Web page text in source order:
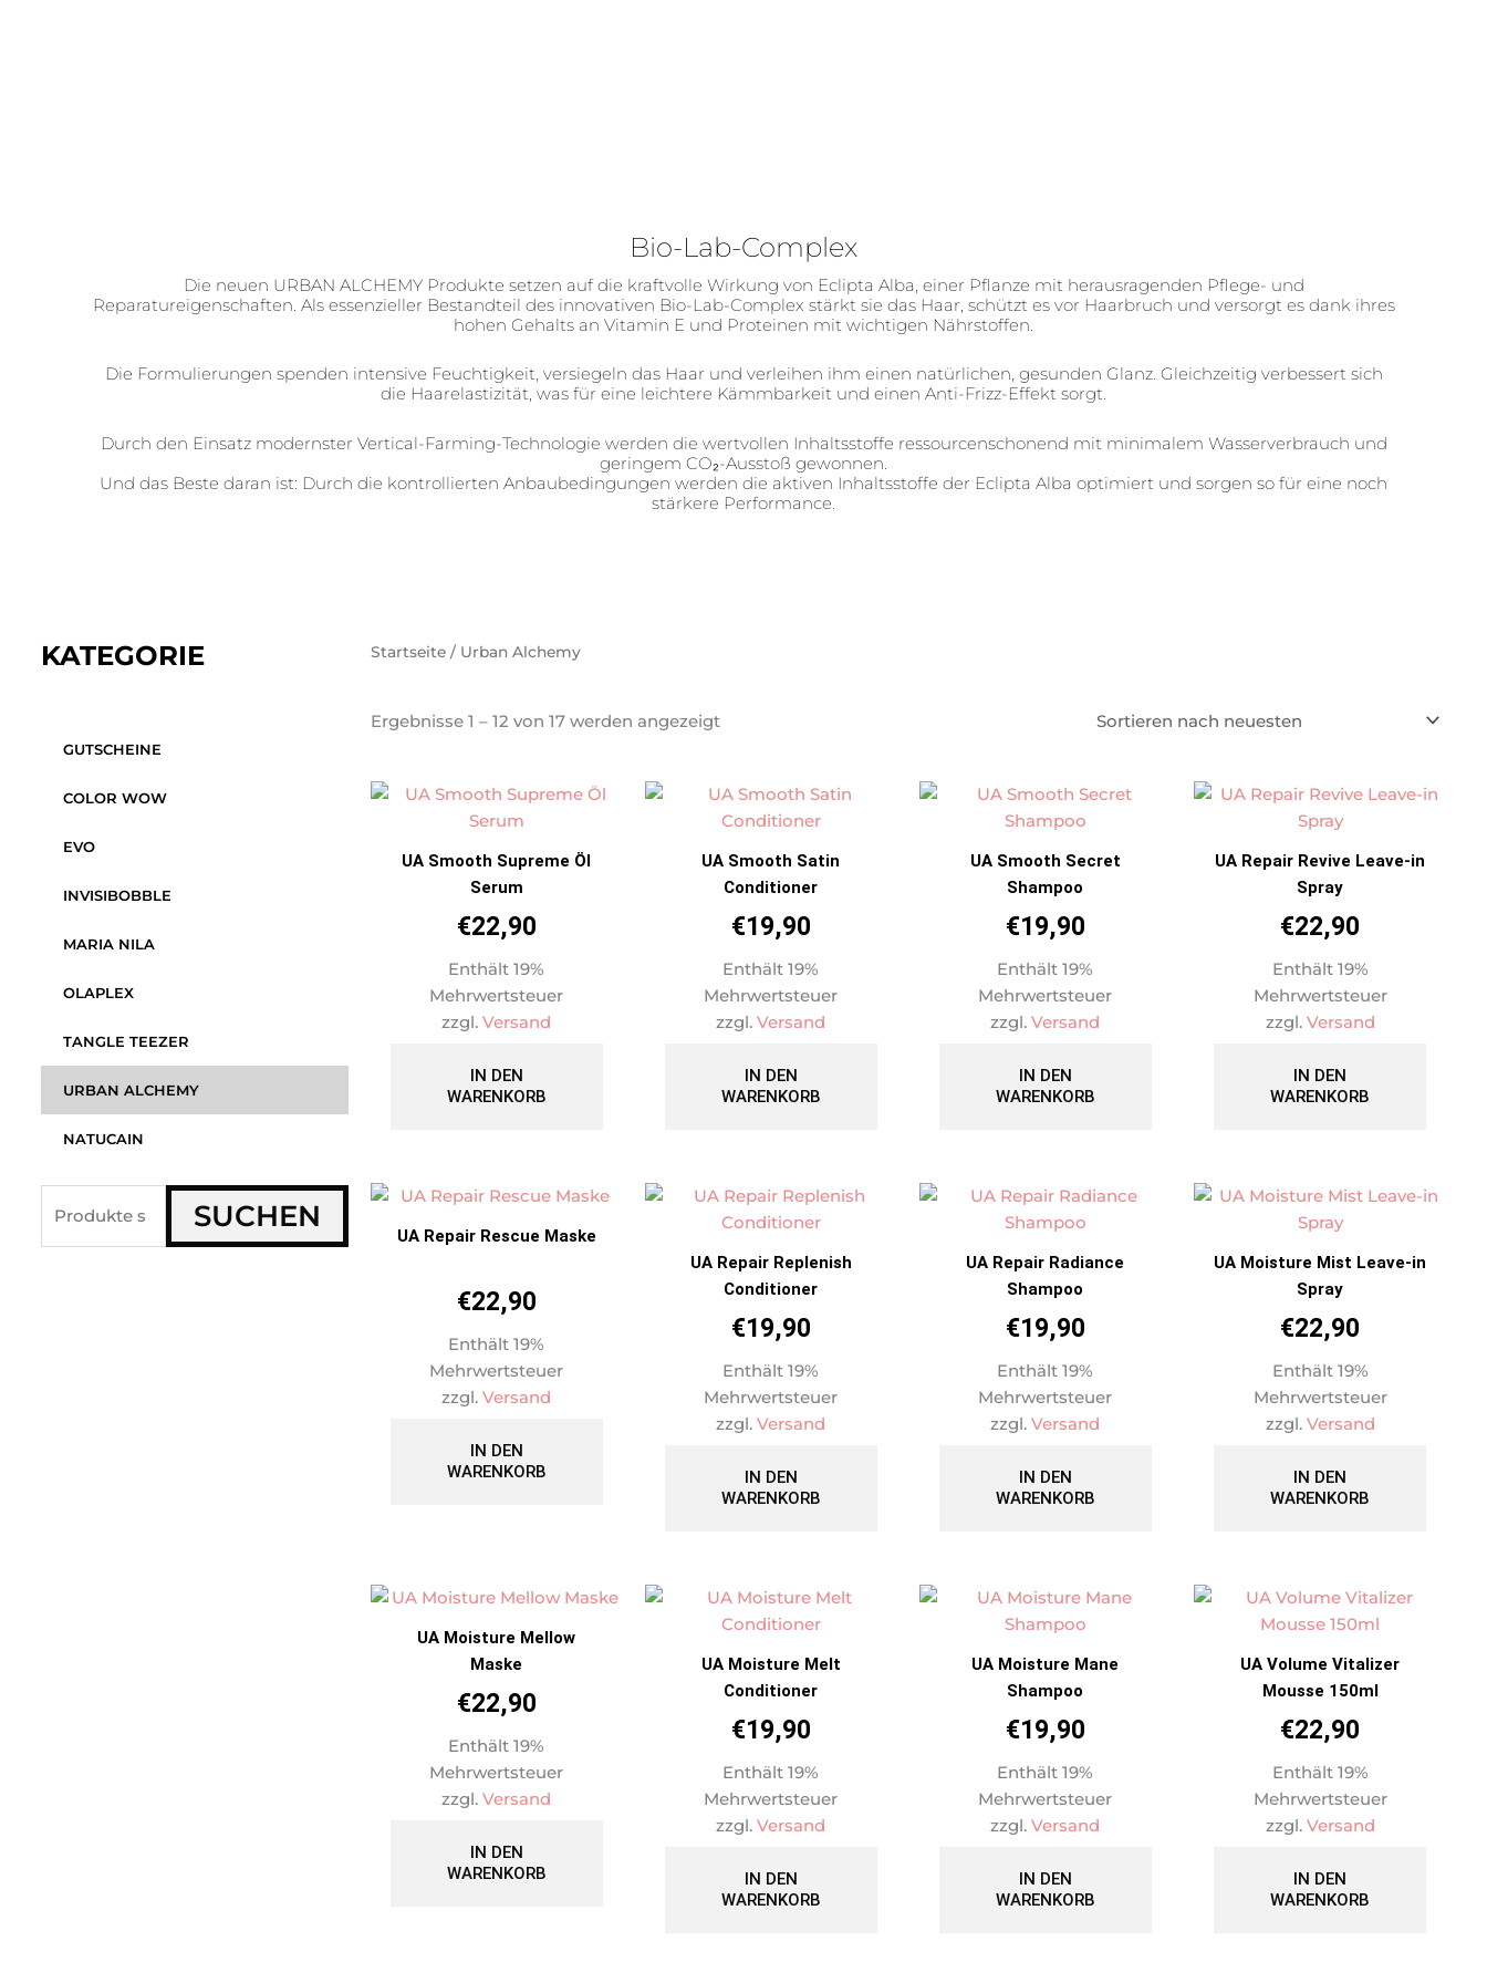
Bio-Lab-Complex
Die neuen URBAN ALCHEMY Produkte setzen auf die kraftvolle Wirkung von Eclipta Alba, einer Pflanze mit herausragenden Pflege- und
Reparatureigenschaften. Als essenzieller Bestandteil des innovativen Bio-Lab-Complex stärkt sie das Haar, schützt es vor Haarbruch und versorgt es dank ihres
hohen Gehalts an Vitamin E und Proteinen mit wichtigen Nährstoffen.
Die Formulierungen spenden intensive Feuchtigkeit, versiegeln das Haar und verleihen ihm einen natürlichen, gesunden Glanz. Gleichzeitig verbessert sich
die Haarelastizität, was für eine leichtere Kämmbarkeit und einen Anti-Frizz-Effekt sorgt.
Durch den Einsatz modernster Vertical-Farming-Technologie werden die wertvollen Inhaltsstoffe ressourcenschonend mit minimalem Wasserverbrauch und
geringem CO₂-Ausstoß gewonnen.
Und das Beste daran ist: Durch die kontrollierten Anbaubedingungen werden die aktiven Inhaltsstoffe der Eclipta Alba optimiert und sorgen so für eine noch
stärkere Performance.
KATEGORIE
GUTSCHEINE
COLOR WOW
EVO
INVISIBOBBLE
MARIA NILA
OLAPLEX
TANGLE TEEZER
URBAN ALCHEMY
NATUCAIN
nach:
SUCHEN
Startseite/ Urban Alchemy
Ergebnisse 1 – 12 von 17 werden angezeigtneuesten
UA Smooth Supreme Öl
Serum
€22,90
Enthält 19%
Mehrwertsteuer
zzgl.Versand
IN DEN
WARENKORB
UA Smooth Satin
Conditioner
€19,90
Enthält 19%
Mehrwertsteuer
zzgl.Versand
IN DEN
WARENKORB
UA Smooth Secret
Shampoo
€19,90
Enthält 19%
Mehrwertsteuer
zzgl.Versand
IN DEN
WARENKORB
UA Repair Revive Leave-in
Spray
€22,90
Enthält 19%
Mehrwertsteuer
zzgl. Versand
IN DEN
WARENKORB
UA Repair Rescue Maske
€22,90
Enthält 19%
Mehrwertsteuer
zzgl.Versand
IN DEN
WARENKORB
UA Repair Replenish
Conditioner
€19,90
Enthält 19%
Mehrwertsteuer
zzgl.Versand
IN DEN
WARENKORB
UA Repair Radiance
Shampoo
€19,90
Enthält 19%
Mehrwertsteuer
zzgl.Versand
IN DEN
WARENKORB
UA Moisture Mist Leave-in
Spray
€22,90
Enthält 19%
Mehrwertsteuer
zzgl. Versand
IN DEN
WARENKORB
UA Moisture Mellow
Maske
€22,90
Enthält 19%
Mehrwertsteuer
zzgl.Versand
IN DEN
WARENKORB
UA Moisture Melt
Conditioner
€19,90
Enthält 19%
Mehrwertsteuer
zzgl.Versand
IN DEN
WARENKORB
UA Moisture Mane
Shampoo
€19,90
Enthält 19%
Mehrwertsteuer
zzgl.Versand
IN DEN
WARENKORB
UA Volume Vitalizer
Mousse 150ml
€22,90
Enthält 19%
Mehrwertsteuer
zzgl. Versand
IN DEN
WARENKORB